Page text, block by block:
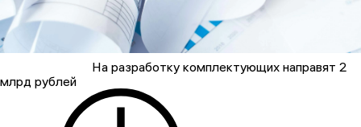
На разработку комплектующих направят 2
млрд рублей